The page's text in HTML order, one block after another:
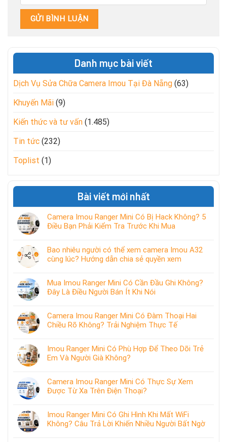
Danh mục bài viết
Dịch Vụ Sửa Chữa Camera Imou Tại Đà Nẵng (63)
Khuyến Mãi (9)
Kiến thức và tư vấn (1.485)
Tin tức (232)
Toplist (1)
Bài viết mới nhất
Camera Imou Ranger Mini Có Bị Hack Không? 5
Điều Bạn Phải Kiểm Tra Trước Khi Mua
Bao nhiêu người có thể xem camera Imou A32
cùng lúc? Hướng dẫn chia sẻ quyền xem
Mua Imou Ranger Mini Có Cần Đầu Ghi Không?
Đây Là Điều Người Bán Ít Khi Nói
Camera Imou Ranger Mini Có Đàm Thoại Hai
Chiều Rõ Không? Trải Nghiệm Thực Tế
Imou Ranger Mini Có Phù Hợp Để Theo Dõi Trẻ
Em Và Người Già Không?
Camera Imou Ranger Mini Có Thực Sự Xem
Được Từ Xa Trên Điện Thoại?
Imou Ranger Mini Có Ghi Hình Khi Mất WiFi
Không? Câu Trả Lời Khiến Nhiều Người Bất Ngờ